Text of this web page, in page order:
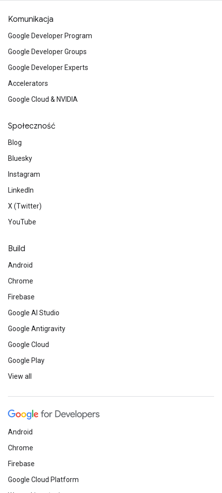
Komunikacja
Google Developer Program
Google Developer Groups
Google Developer Experts
Accelerators
Google Cloud & NVIDIA
Społeczność
Blog
Bluesky
Instagram
LinkedIn
X (Twitter)
YouTube
Build
Android
Chrome
Firebase
Google AI Studio
Google Antigravity
Google Cloud
Google Play
View all
Android
Chrome
Firebase
Google Cloud Platform